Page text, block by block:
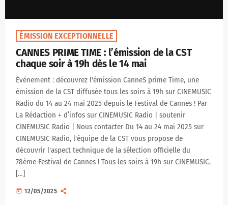
ÉMISSION EXCEPTIONNELLE
CANNES PRIME TIME : l’émission de la CST
chaque soir à 19h dès le 14 mai
Événement : découvrez l'émission CanneS prime Time, une
émission de la CST diffusée tous les soirs à 19h sur CINEMUSIC
Radio du 14 au 24 mai 2025 depuis le Festival de Cannes ! Par
La Rédaction + d’infos sur CINEMUSIC Radio | soutenir
CINEMUSIC Radio | Nous contacter Du 14 au 24 mai 2025 sur
CINEMUSIC Radio, l'équipe de la CST vous propose de
découvrir l'aspect technique de la sélection officielle du
78ème Festival de Cannes ! Tous les soirs à 19h sur CINEMUSIC,
[…]
today 12/05/2025